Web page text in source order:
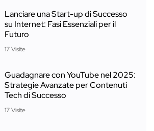
Lanciare una Start-up di Successo
su Internet: Fasi Essenziali per il
Futuro
17 Visite
Guadagnare con YouTube nel 2025:
Strategie Avanzate per Contenuti
Tech di Successo
17 Visite